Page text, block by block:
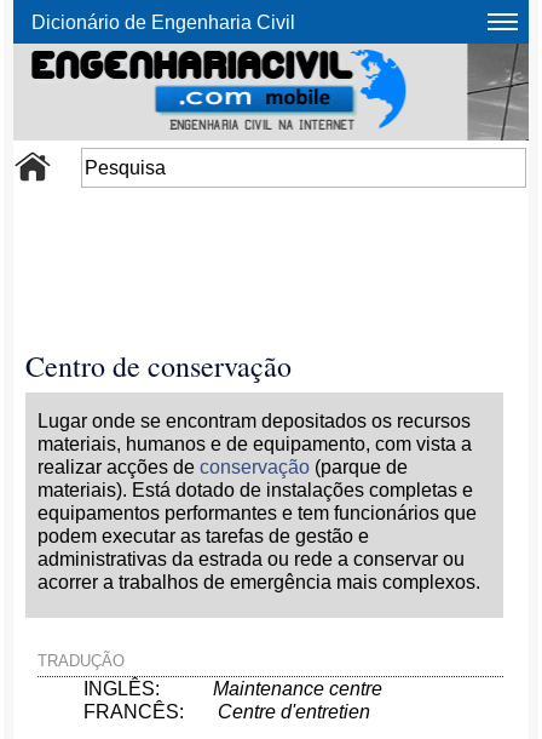
Dicionário de Engenharia Civil
Centro de conservação
Lugar onde se encontram depositados os recursos
materiais, humanos e de equipamento, com vista a
realizar acções deconservação (parque de
materiais). Está dotado de instalações completas e
equipamentos performantes e tem funcionários que
podem executar as tarefas de gestão e
administrativas da estrada ou rede a conservar ou
acorrer a trabalhos de emergência mais complexos.
TRADUÇÃO
INGLÊS:Maintenance centre
FRANCÊS: Centre d'entretien